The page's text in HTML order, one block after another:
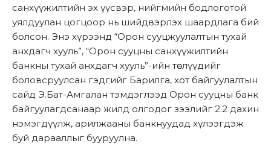
санхүүжилтийн эх үүсвэр, нийгмийн бодлоготой
уялдуулан цогцоор нь шийдвэрлэх шаардлага бий
болсон. Энэ хүрээнд “Орон сууцжуулалтын тухай
анхдагч хууль”, “Орон сууцны санхүүжилтийн
банкны тухай анхдагч хууль”-ийн төслүүдийг
боловсруулсан гэдгийг Барилга, хот байгуулалтын
сайд Э.Бат-Амгалан тэмдэглээд Орон сууцны банк
байгуулагдсанаар жилд олгодог зээлийг 2.2 дахин
нэмэгдүүлж, арилжааны банкнуудад хүлээгдэж
буй дарааллыг бууруулна.